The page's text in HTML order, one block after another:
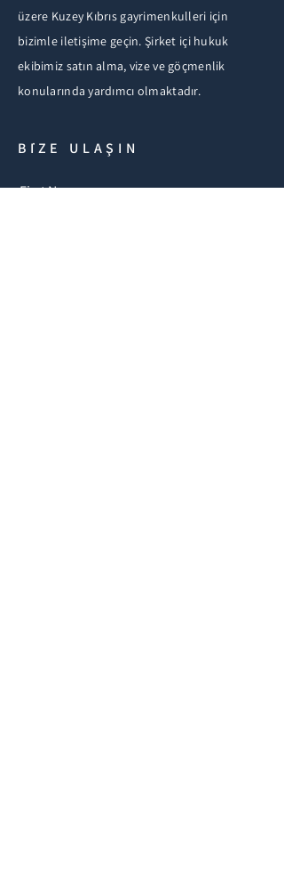
üzere Kuzey Kıbrıs gayrimenkulleri için
bizimle iletişime geçin. Şirket içi hukuk
ekibimiz satın alma, vize ve göçmenlik
konularında yardımcı olmaktadır.
BİZE ULAŞIN
First Name